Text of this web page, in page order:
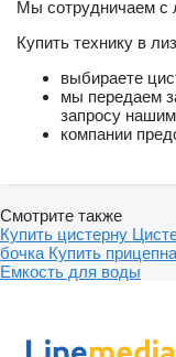
Мы сотрудничаем с
Купить технику в
выбираете
мы передаем
запросу
компании
Смотрите также
Купить цистерну
бочка Купить
Емкость для воды